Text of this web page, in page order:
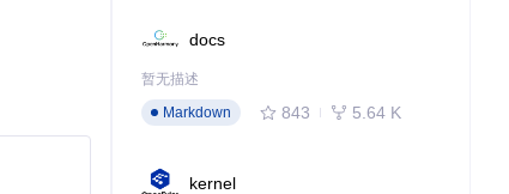
docs
暂无描述
Markdown
843 5.64 K
kernel